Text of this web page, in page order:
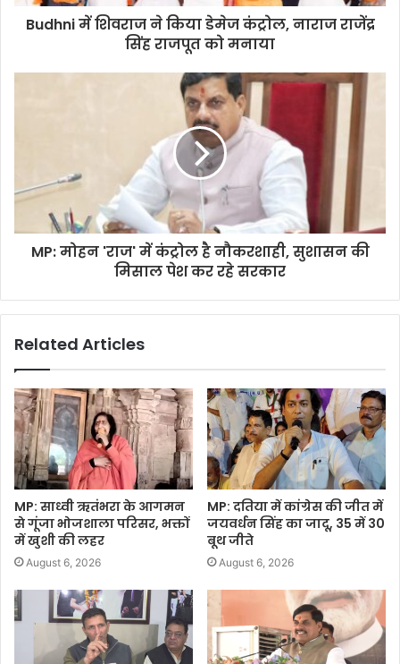
Budhni में शिवराज ने किया डेमेज कंट्रोल, नाराज राजेंद्र
सिंह राजपूत को मनाया
MP: मोहन 'राज' में कंट्रोल है नौकरशाही, सुशासन की
मिसाल पेश कर रहे सरकार
Related Articles
MP: साध्वी ऋतंभरा के आगमन
से गूंजा भोजशाला परिसर, भक्तों
में खुशी की लहर
August 6, 2026
MP: दतिया में कांग्रेस की जीत में
जयवर्धन सिंह का जादू, 35 में 30
बूथ जीते
August 6, 2026